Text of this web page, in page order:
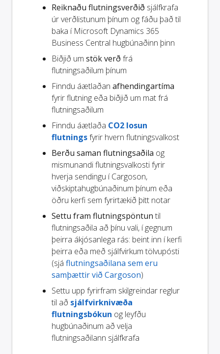
Reiknaðu flutningsverðið sjálfkrafa
úr verðlistunum þínum og fáðu það til
baka í Microsoft Dynamics 365
Business Central hugbúnaðinn þinn
Biðjið um stök verð frá
flutningsaðilum þínum
Finndu áætlaðan afhendingartíma
fyrir flutning eða biðjið um mat frá
flutningsaðilum
Finndu áætlaða CO2 losun
flutningsfyrir hvern flutningsvalkost
Berðu saman flutningsaðila og
mismunandi flutningsvalkosti fyrir
hverja sendingu í Cargoson,
viðskiptahugbúnaðinum þínum eða
öðru kerfi sem fyrirtækið þitt notar
Settu fram flutningspöntun til
flutningsaðila að þínu vali, í gegnum
þeirra ákjósanlega rás: beint inn í kerfi
þeirra eða með sjálfvirkum tölvupósti
(sjá flutningsaðilana sem eru
samþættir við Cargoson)
Settu upp fyrirfram skilgreindar reglur
til að sjálfvirknivæða
flutningsbókun og leyfðu
hugbúnaðinum að velja
flutningsaðilann sjálfkrafa